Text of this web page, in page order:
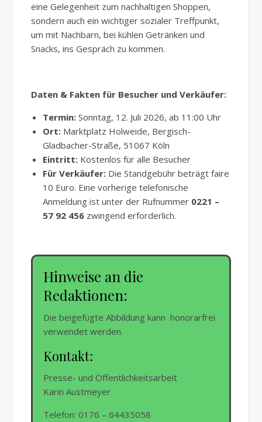
eine Gelegenheit zum nachhaltigen Shoppen,
sondern auch ein wichtiger sozialer Treffpunkt,
um mit Nachbarn, bei kühlen Getränken und
Snacks, ins Gespräch zu kommen.
Daten & Fakten für Besucher und Verkäufer:
Termin: Sonntag, 12. Juli 2026, ab 11:00 Uhr
Ort: Marktplatz Holweide, Bergisch-
Gladbacher-Straße, 51067 Köln
Eintritt: Kostenlos für alle Besucher
Für Verkäufer: Die Standgebühr beträgt faire
10 Euro. Eine vorherige telefonische
Anmeldung ist unter der Rufnummer 0221 –
57 92 456 zwingend erforderlich.
Hinweise an die
Redaktionen:
Die beigefügte Abbildung kann honorarfrei
verwendet werden.
Kontakt:
Presse- und Öffentlichkeitsarbeit
Karin Austmeyer
Telefon: 0176 – 64435058